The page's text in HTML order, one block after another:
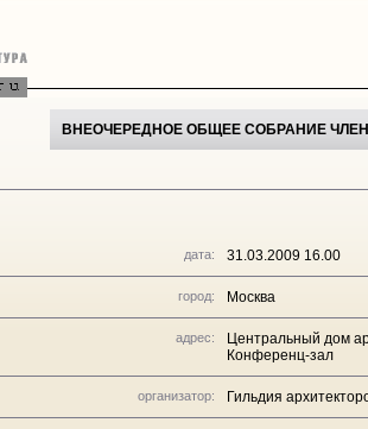
ВНЕОЧЕРЕДНОЕ ОБЩЕЕ СОБРАНИЕ
дата: 31.03.2009 16.00
город: Москва
адрес:
Центральный дом
Конференц-зал
организатор: Гильдия